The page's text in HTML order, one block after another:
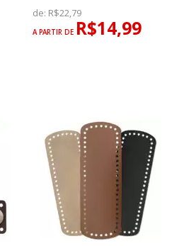
de: R$22,79
A PARTIR DE R$14,99